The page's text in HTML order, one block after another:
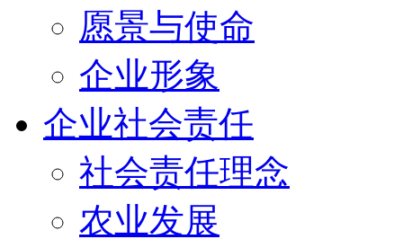
愿景与使命
企业形象
企业社会责任
社会责任理念
农业发展